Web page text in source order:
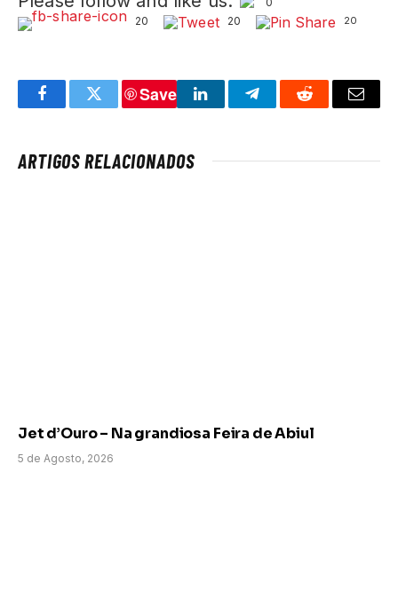
20
20 20
FacebookTwitter
Save
LinkedInTelegramReddit Email
ARTIGOS RELACIONADOS
Jet d’Ouro – Na grandiosa Feira de Abiul
5 de Agosto, 2026